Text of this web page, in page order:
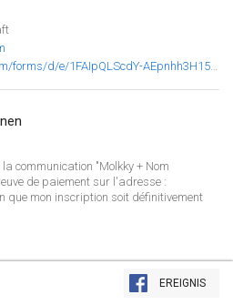
anzeigen
communication "Molkky + Nom
de paiement sur l'adresse :
que mon inscription soit définitivement
EREIGNIS
Republik